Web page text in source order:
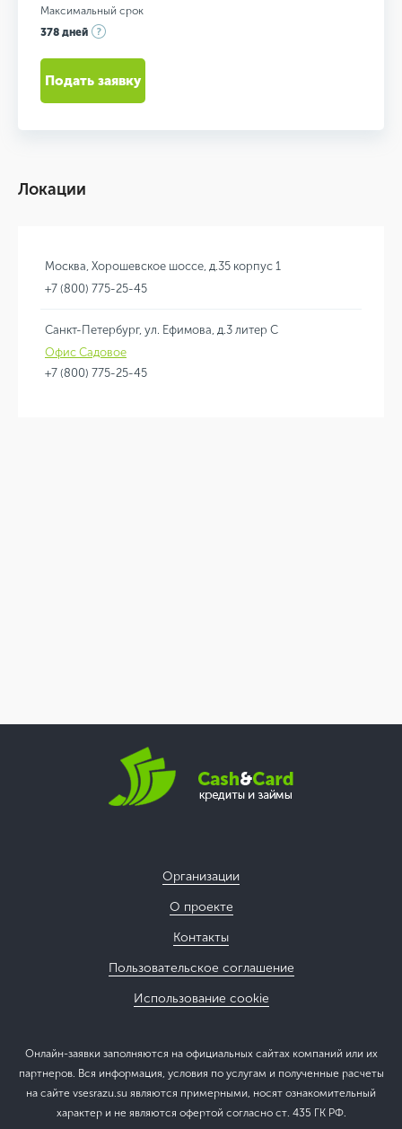
Максимальный срок
378 дней
Подать заявку
Локации
Москва, Хорошевское шоссе, д.35 корпус 1
+7 (800) 775-25-45
Санкт-Петербург, ул. Ефимова, д.3 литер С
Офис Садовое
+7 (800) 775-25-45
Организации
О проекте
Контакты
Пользовательское соглашение
Использование cookie
Онлайн-заявки заполняются на официальных сайтах компаний или их
партнеров. Вся информация, условия по услугам и полученные расчеты
на сайте vsesrazu.su являются примерными, носят ознакомительный
характер и не являются офертой согласно ст. 435 ГК РФ.